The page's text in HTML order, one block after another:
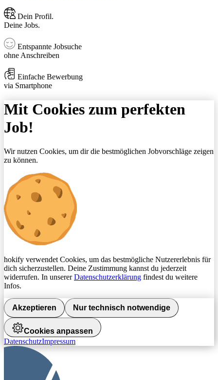
Dein Profil.
Deine Jobs.
Entspannte Jobsuche
ohne Anschreiben
Einfache Bewerbung
via Smartphone
Mit Cookies zum perfekten
Job!
Wir nutzen Cookies, um dir die bestmöglichen Jobvorschläge zeigen
zu können.
hokify verwendet Cookies, um das bestmögliche Nutzererlebnis für
dich sicherzustellen. Deine Zustimmung kannst du jederzeit
widerrufen. In unsererDatenschutzerklärung findest du weitere
Infos.
Akzeptieren Nur technisch notwendige
Cookies anpassen
DatenschutzImpressum